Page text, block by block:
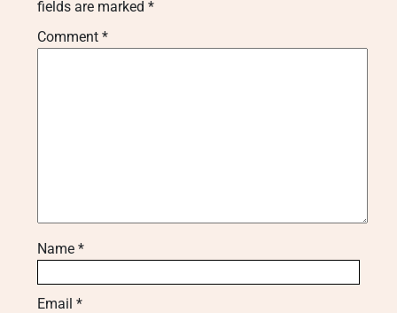
fields are marked *
Comment *
Name *
Email *